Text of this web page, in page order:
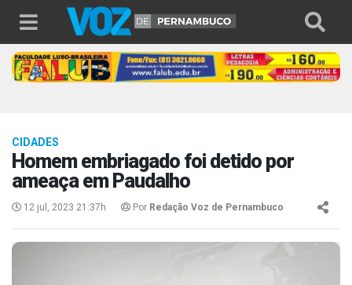
CIDADES
Homem embriagado foi detido por
ameaça em Paudalho
12 jul, 2023 21:37h Por Redação Voz de Pernambuco